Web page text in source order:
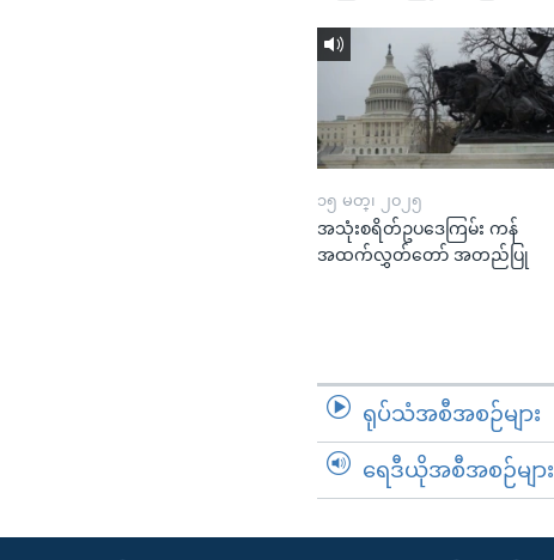
၁၅ မတ္၊ ၂၀၂၅
အသုံးစရိတ်ဥပဒေကြမ်း ကန်
အထက်လွှတ်တော် အတည်ပြု
ရုပ်သံအစီအစဉ်များ
ရေဒီယိုအစီအစဉ်များ